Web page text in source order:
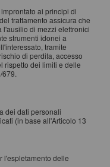
ai principi di
trattamento assicura che
l'ausilio di mezzi elettronici
strumenti idonei a
tramite
di perdita, accesso
rispetto dei limiti e delle
679.
dei dati personali
(in base all'Articolo 13
l'espletamento delle